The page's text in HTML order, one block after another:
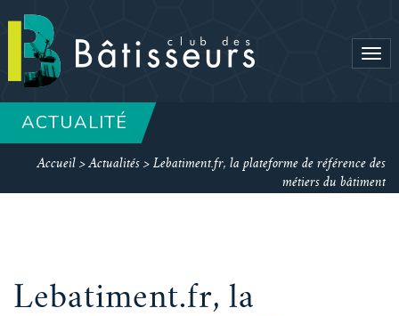
ACTUALITÉ
Accueil >Actualités > Lebatiment.fr, la plateforme de référence des
métiers du bâtiment
Lebatiment.fr, la